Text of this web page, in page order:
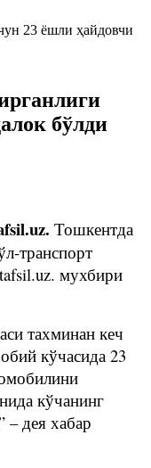
бўлди
Тошкентда
транспорт
мухбири
тахминан кеч
кўчасида 23
кўчанинг
– дея хабар